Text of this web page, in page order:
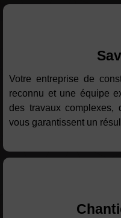
Votre entreprise de
reconnu et une équipe
des travaux complexes,
vous garantissent un